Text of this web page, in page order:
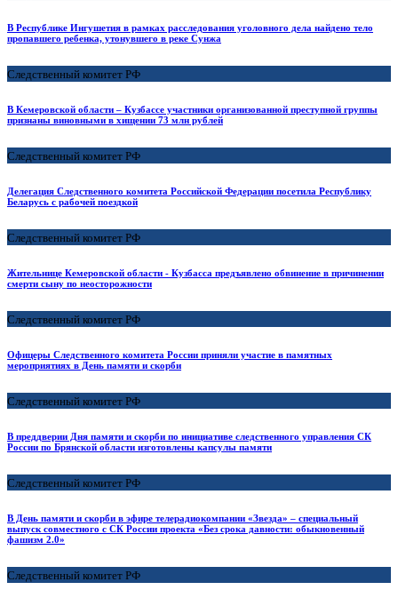
В Республике Ингушетия в рамках расследования уголовного дела найдено тело
пропавшего ребенка, утонувшего в реке Сунжа
Следственный комитет РФ
В Кемеровской области – Кузбассе участники организованной преступной группы
признаны виновными в хищении 73 млн рублей
Следственный комитет РФ
Делегация Следственного комитета Российской Федерации посетила Республику
Беларусь с рабочей поездкой
Следственный комитет РФ
Жительнице Кемеровской области - Кузбасса предъявлено обвинение в причинении
смерти сыну по неосторожности
Следственный комитет РФ
Офицеры Следственного комитета России приняли участие в памятных
мероприятиях в День памяти и скорби
Следственный комитет РФ
В преддверии Дня памяти и скорби по инициативе следственного управления СК
России по Брянской области изготовлены капсулы памяти
Следственный комитет РФ
В День памяти и скорби в эфире телерадиокомпании «Звезда» – специальный
выпуск совместного с СК России проекта «Без срока давности: обыкновенный
фашизм 2.0»
Следственный комитет РФ